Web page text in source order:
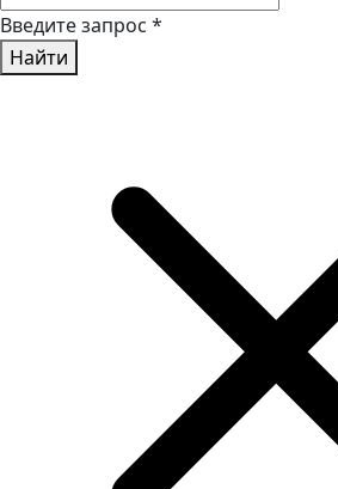
Введите запрос *
Найти